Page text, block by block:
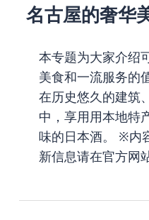
名古屋的奢华
本专题为大家介绍
美食和一流服务的
在历史悠久的建筑
中，享用用本地特
味的日本酒。 ※内
新信息请在官方网